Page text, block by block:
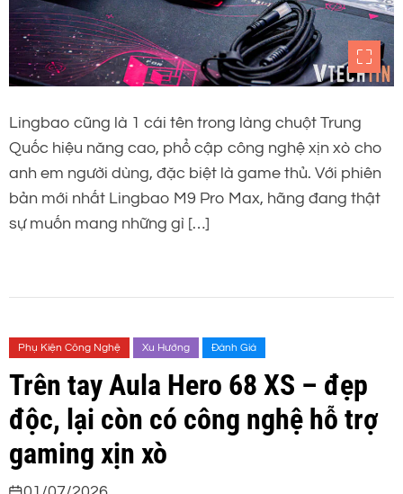
Lingbao cũng là 1 cái tên trong làng chuột Trung
Quốc hiệu năng cao, phổ cập công nghệ xịn xò cho
anh em người dùng, đặc biệt là game thủ. Với phiên
bản mới nhất Lingbao M9 Pro Max, hãng đang thật
sự muốn mang những gì […]
Phụ Kiện Công Nghệ Xu Hướng Đánh Giá
Trên tay Aula Hero 68 XS – đẹp
độc, lại còn có công nghệ hỗ trợ
gaming xịn xò